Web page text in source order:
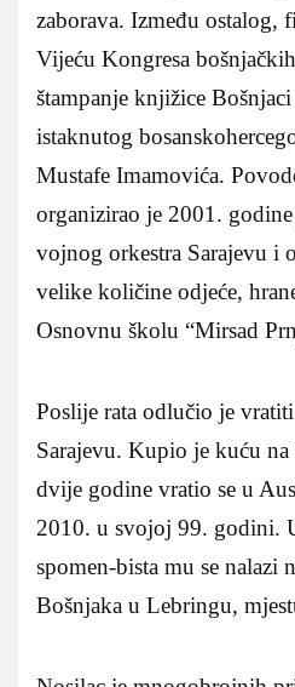
zaborava. Između ostalog,
Vijeću Kongresa
štampanje knjižice
istaknutog
Mustafe Imamovića.
organizirao je 2001.
vojnog orkestra Sarajevu i
velike količine odjeće,
Osnovnu školu “Mirsad
Poslije rata odlučio je
Sarajevu. Kupio je kuću
dvije godine vratio se u
2010. u svojoj 99. godini.
spomen-bista mu se nalazi
Bošnjaka u Lebringu,